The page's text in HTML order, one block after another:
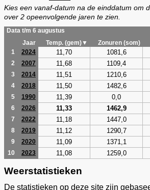
Kies een vanaf-datum na de einddatum om
over 2 opeenvolgende jaren te zien.
Data t/m 6 augustus
Jaar
Temp. (gem)▼ Zonuren (som)
1
2024 11,70 1081,6
2 2007 11,68 1109,4
3 2014 11,51 1210,6
4 2018 11,50 1482,6
5 1990 11,39 0,0
6 2026 11,33 1462,9
7 2022 11,18 1447,0
8 2019 11,12 1290,7
9 2020 11,09 1371,1
10 2023 11,08 1259,0
Weerstatistieken
De statistieken op deze site zijn